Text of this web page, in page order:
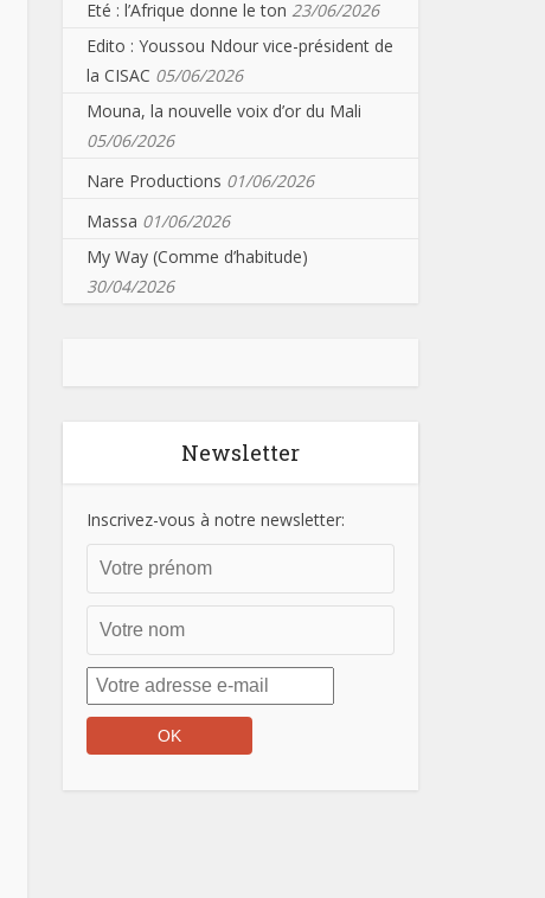
Eté : l’Afrique donne le ton 23/06/2026
Edito : Youssou Ndour vice-président de
la CISAC 05/06/2026
Mouna, la nouvelle voix d’or du Mali
05/06/2026
Nare Productions 01/06/2026
Massa 01/06/2026
My Way (Comme d’habitude)
30/04/2026
Newsletter
Inscrivez-vous à notre newsletter: